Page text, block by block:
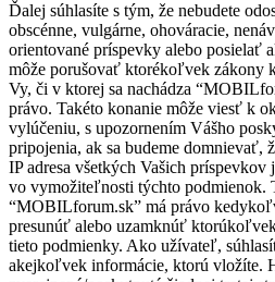
Ďalej súhlasíte s tým, že nebudete
obscénne, vulgárne, ohováracie,
orientované príspevky alebo posielať
môže porušovať ktorékoľvek zákony
Vy, či v ktorej sa nachádza
právo. Takéto konanie môže viesť k
vylúčeniu, s upozornením Vášho
pripojenia, ak sa budeme domnievať,
IP adresa všetkých Vašich príspevkov
vo vymožiteľnosti týchto podmienok.
“MOBILforum.sk” má právo
presunúť alebo uzamknúť
tieto podmienky. Ako užívateľ,
akejkoľvek informácie, ktorú vložíte.